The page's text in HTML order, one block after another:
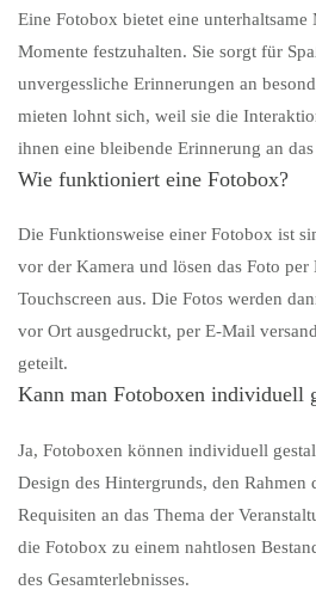
Eine Fotobox bietet eine
Momente festzuhalten. Sie sorgt für
unvergessliche Erinnerungen an
mieten lohnt sich, weil sie die
ihnen eine bleibende Erinnerung an
Wie funktioniert eine Fotobox?
Die Funktionsweise einer Fotobox ist
vor der Kamera und lösen das Foto per
Touchscreen aus. Die Fotos werden
vor Ort ausgedruckt, per E-Mail
geteilt.
Kann man Fotoboxen individuell
Ja, Fotoboxen können individuell
Design des Hintergrunds, den Rahmen
Requisiten an das Thema der
die Fotobox zu einem nahtlosen
des Gesamterlebnisses.